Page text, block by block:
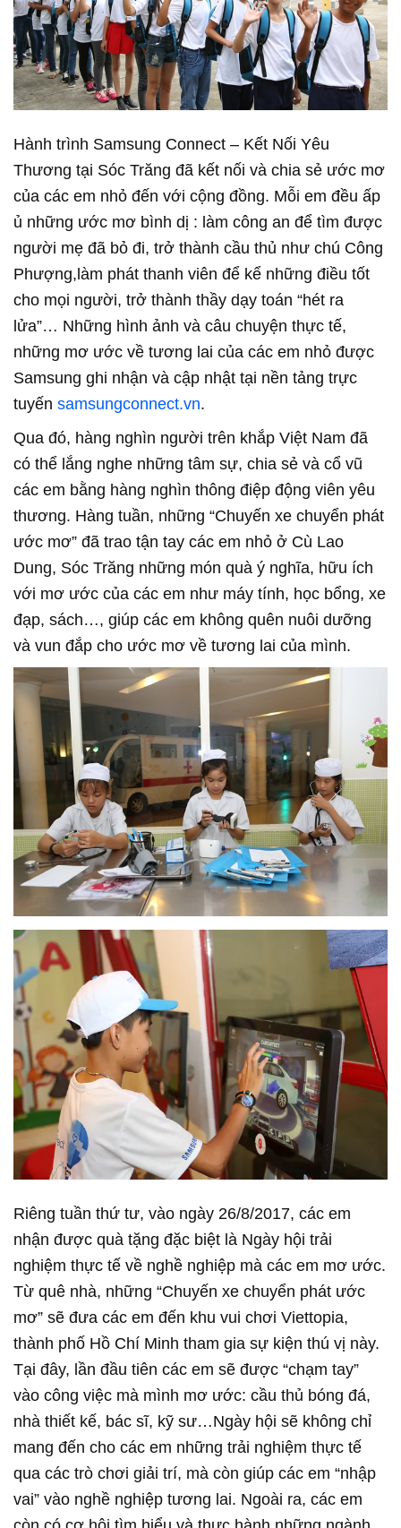
Hành trình Samsung Connect – Kết Nối Yêu
Thương tại Sóc Trăng đã kết nối và chia sẻ ước mơ
của các em nhỏ đến với cộng đồng. Mỗi em đều ấp
ủ những ước mơ bình dị : làm công an để tìm được
người mẹ đã bỏ đi, trở thành cầu thủ như chú Công
Phượng,làm phát thanh viên để kể những điều tốt
cho mọi người, trở thành thầy dạy toán “hét ra
lửa”… Những hình ảnh và câu chuyện thực tế,
những mơ ước về tương lai của các em nhỏ được
Samsung ghi nhận và cập nhật tại nền tảng trực
tuyến samsungconnect.vn.
Qua đó, hàng nghìn người trên khắp Việt Nam đã
có thể lắng nghe những tâm sự, chia sẻ và cổ vũ
các em bằng hàng nghìn thông điệp động viên yêu
thương. Hàng tuần, những “Chuyến xe chuyển phát
ước mơ” đã trao tận tay các em nhỏ ở Cù Lao
Dung, Sóc Trăng những món quà ý nghĩa, hữu ích
với mơ ước của các em như máy tính, học bổng, xe
đạp, sách…, giúp các em không quên nuôi dưỡng
và vun đắp cho ước mơ về tương lai của mình.
Riêng tuần thứ tư, vào ngày 26/8/2017, các em
nhận được quà tặng đặc biệt là Ngày hội trải
nghiệm thực tế về nghề nghiệp mà các em mơ ước.
Từ quê nhà, những “Chuyến xe chuyển phát ước
mơ” sẽ đưa các em đến khu vui chơi Viettopia,
thành phố Hồ Chí Minh tham gia sự kiện thú vị này.
Tại đây, lần đầu tiên các em sẽ được “chạm tay”
vào công việc mà mình mơ ước: cầu thủ bóng đá,
nhà thiết kế, bác sĩ, kỹ sư…Ngày hội sẽ không chỉ
mang đến cho các em những trải nghiệm thực tế
qua các trò chơi giải trí, mà còn giúp các em “nhập
vai” vào nghề nghiệp tương lai. Ngoài ra, các em